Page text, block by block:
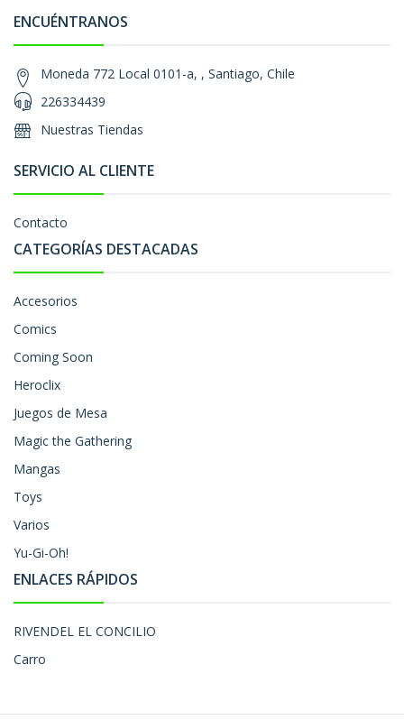
ENCUÉNTRANOS
Moneda 772 Local 0101-a, , Santiago, Chile
226334439
Nuestras Tiendas
SERVICIO AL CLIENTE
Contacto
CATEGORÍAS DESTACADAS
Accesorios
Comics
Coming Soon
Heroclix
Juegos de Mesa
Magic the Gathering
Mangas
Toys
Varios
Yu-Gi-Oh!
ENLACES RÁPIDOS
RIVENDEL EL CONCILIO
Carro